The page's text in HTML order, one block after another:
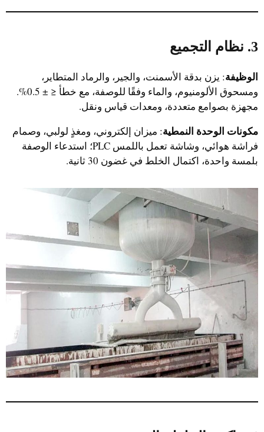
3. نظام التجميع
الوظيفة: يزن بدقة الأسمنت، والجير، والرماد المتطاير،
ومسحوق الألومنيوم، والماء وفقًا للوصفة، مع خطأ ≤ ± 0.5%.
مجهزة بصوامع متعددة، ومعدات قياس ونقل.
مكونات الوحدة النمطية: ميزان إلكتروني، ومغذٍ لولبي، وصمام
فراشة هوائي، وشاشة تعمل باللمس PLC؛ استدعاء الوصفة
بلمسة واحدة، اكتمال الخلط في غضون 30 ثانية.